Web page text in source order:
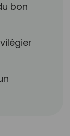
bon